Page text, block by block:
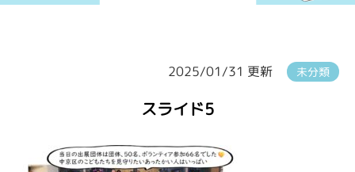
2025/01/31 更新 未分類
スライド5